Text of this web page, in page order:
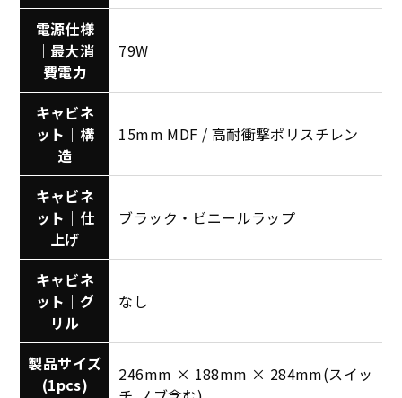
電源仕様
｜最大消
費電力
79W
キャビネ
ット｜構
造
15mm MDF / 高耐衝撃ポリスチレン
キャビネ
ット｜仕
上げ
ブラック・ビニールラップ
キャビネ
ット｜グ
リル
なし
製品サイズ
(1pcs)
246mm × 188mm × 284mm(スイッ